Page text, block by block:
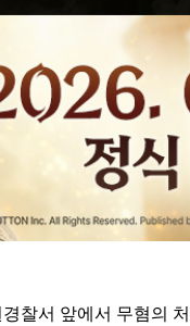
찰서 앞에서 무혐의